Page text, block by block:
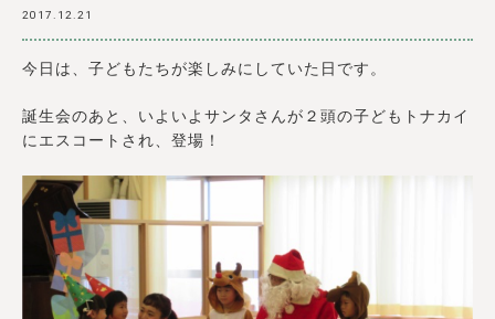
2017.12.21
今日は、子どもたちが楽しみにしていた日です。
誕生会のあと、いよいよサンタさんが２頭の子どもトナカイ
にエスコートされ、登場！